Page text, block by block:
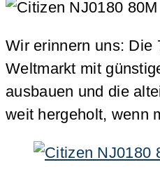
Wir erinnern uns: Die
Weltmarkt mit
ausbauen und die
weit hergeholt, wenn